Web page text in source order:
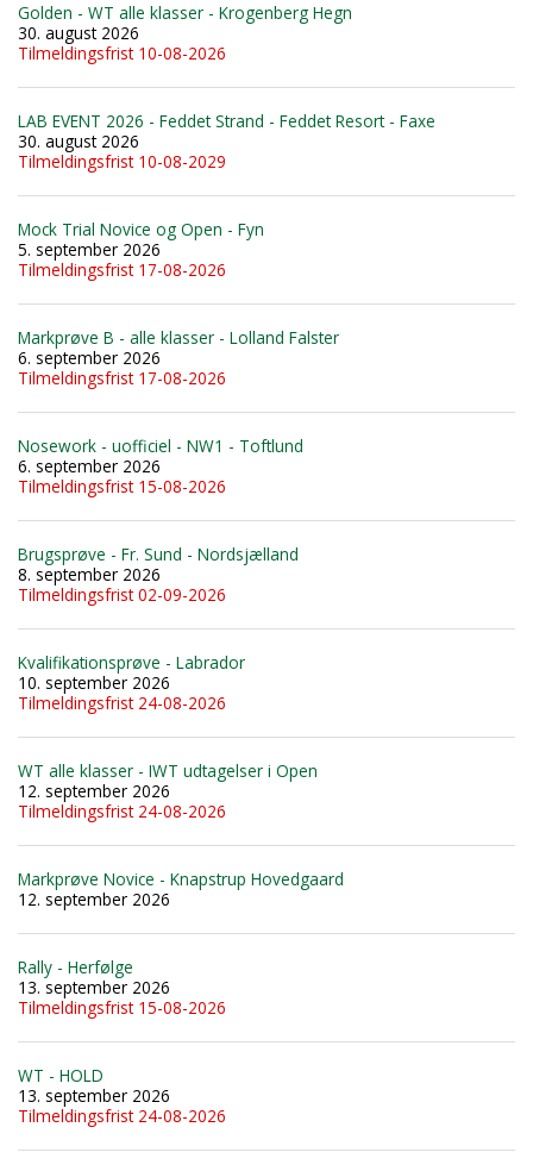
Golden - WT alle klasser - Krogenberg Hegn
30. august 2026
Tilmeldingsfrist 10-08-2026
LAB EVENT 2026 - Feddet Strand - Feddet Resort - Faxe
30. august 2026
Tilmeldingsfrist 10-08-2029
Mock Trial Novice og Open - Fyn
5. september 2026
Tilmeldingsfrist 17-08-2026
Markprøve B - alle klasser - Lolland Falster
6. september 2026
Tilmeldingsfrist 17-08-2026
Nosework - uofficiel - NW1 - Toftlund
6. september 2026
Tilmeldingsfrist 15-08-2026
Brugsprøve - Fr. Sund - Nordsjælland
8. september 2026
Tilmeldingsfrist 02-09-2026
Kvalifikationsprøve - Labrador
10. september 2026
Tilmeldingsfrist 24-08-2026
WT alle klasser - IWT udtagelser i Open
12. september 2026
Tilmeldingsfrist 24-08-2026
Markprøve Novice - Knapstrup Hovedgaard
12. september 2026
Rally - Herfølge
13. september 2026
Tilmeldingsfrist 15-08-2026
WT - HOLD
13. september 2026
Tilmeldingsfrist 24-08-2026